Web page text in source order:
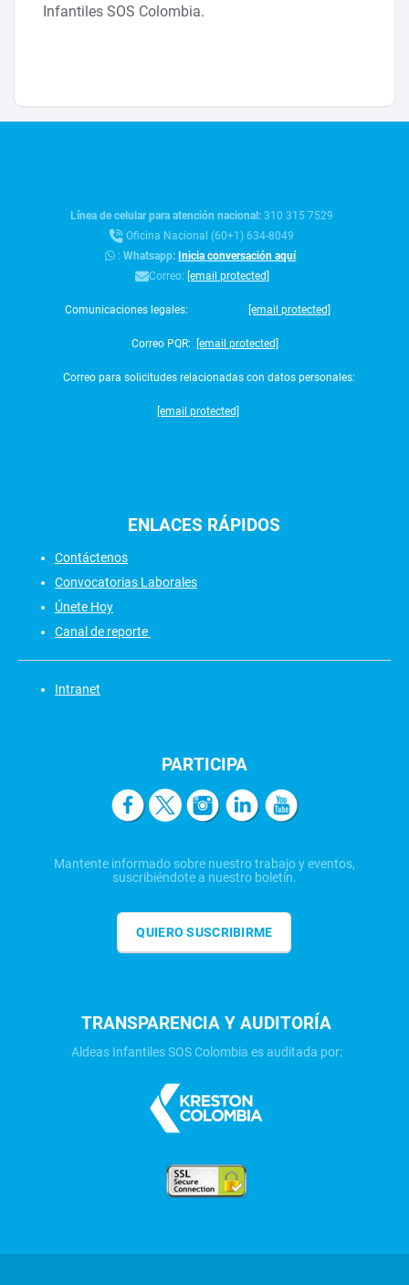
Infantiles SOS Colombia.
Línea de celular para atención nacional:310 315 7529
Oficina Nacional (60+1) 634-8049
:Whatsapp: Inicia conversación aquí
Correo: [email protected]
Comunicaciones legales: [email protected]
Correo PQR: [email protected]
Correo para solicitudes relacionadas con datos personales:
[email protected]
ENLACES RÁPIDOS
Contáctenos
Convocatorias Laborales
Únete Hoy
Canal de reporte
Intranet
PARTICIPA
Mantente informado sobre nuestro trabajo y eventos,
suscribiéndote a nuestro boletín.
QUIERO SUSCRIBIRME
TRANSPARENCIA Y AUDITORÍA
Aldeas Infantiles SOS Colombia es auditada por: